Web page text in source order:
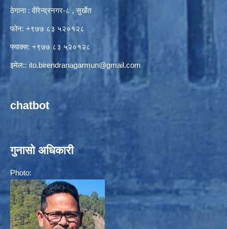
ठेगाना : वीरेन्द्रनगर-८ , सुर्खेत
फोन: +९७७ ८३ ५२०१२८
फ्याक्स: +९७७ ८३ ५२०१२८
इमेल:: ito.birendranagarmun@gmail.com
chatbot
गुनासो अधिकारी
Photo: